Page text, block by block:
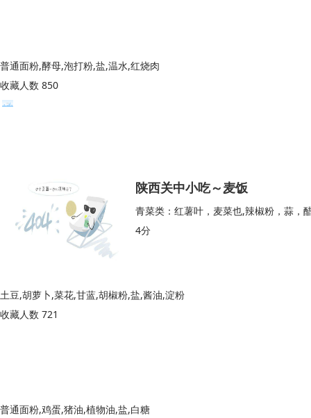
普通面粉,酵母,泡打粉,盐,温水,红烧肉
收藏人数 850
陕西关中小吃～麦饭
青菜类：红薯叶，麦菜也,辣椒粉，蒜，
4分
土豆,胡萝卜,菜花,甘蓝,胡椒粉,盐,酱油,淀粉
收藏人数 721
普通面粉,鸡蛋,猪油,植物油,盐,白糖